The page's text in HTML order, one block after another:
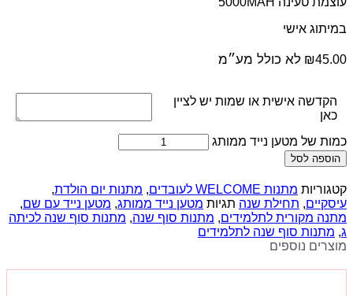
במיתוג אישי
₪45.00 לא כולל מע״מ
הקדשה אישית או שמות יש לציין
כאן
כמות של מטען נייד ממותג
הוספה לסל
קטגוריות מתנות WELCOME לעובדים , מתנות יום הולדת,
עיסקיים, תחילת שנה תגיות מטען נייד ממותג, מטען נייד עם שם,
מתנה מקורית לתלמידים, מתנות סוף שנה, מתנות סוף שנה לכיתה
ג, מתנות סוף שנה לתלמידים
מוצרים נוספים